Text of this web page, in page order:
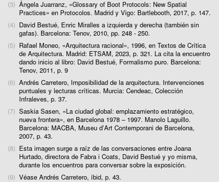
(3) Ángela Juarranz, «Glossary of Boot Protocols: New Spatial
Practices» en Protocolos. Madrid y Vigo: Bartlebooth, 2017, p. 147.
(4)
David Bestué, Enric Miralles a izquierda y derecha (también sin
gafas). Barcelona: Tenov, 2010, pp. 248 - 250.
(5)
Rafael Moneo, «Arquitectura racional», 1996, en Textos de Crítica
de Arquitectura. Madrid: ETSAM, 2023, p. 321. La cita la encuentro
dando inicio al libro: David Bestué, Formalismo puro. Barcelona:
Tenov, 2011, p. 9
(6) Andrés Carretero, Imposibilidad de la arquitectura. Intervenciones
puntuales y lecturas críticas. Murcia: Cendeac, Colección
Infraleves, p. 37.
(7) Saskia Sasen, «La ciudad global: emplazamiento estratégico,
nueva frontera», en Barcelona 1978 – 1997. Manolo Laguillo.
Barcelona: MACBA, Museu d’Art Contemporani de Barcelona,
2007, p. 43.
(8)
Esta imagen surge a raíz de las conversaciones entre Joana
Hurtado, directora de Fabra i Coats, David Bestué y yo misma,
durante los encuentros para conversar sobre la exposición.
(9) Véase Andrés Carretero, íbid, p. 43.